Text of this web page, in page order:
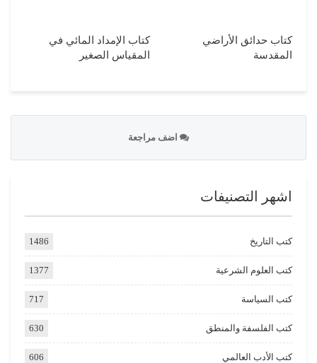
كتاب حدائق الأراضي
المقدسة
كتاب الإمداد المائي في
المقياس الصغير
اضف مراجعة
اشهر التصنيفات
كتب التاريخ 1486
كتب العلوم الشرعية 1377
كتب السياسة 717
كتب الفلسفة والمنطق 630
كتب الأدب العالمي 606